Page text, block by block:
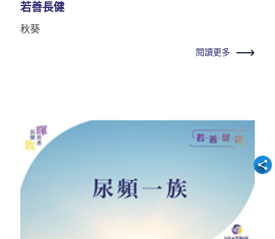
若善長健
秋葵
閱讀更多